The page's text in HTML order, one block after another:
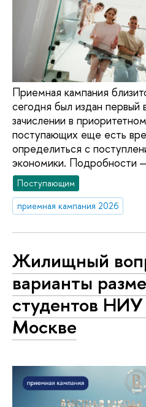
Приемная кампания
сегодня был издан первый
зачислении в
поступающих еще есть
определиться с
экономики. Подробности
Поступающим
приемная кампания 2026
Жилищный
варианты
студентов
Москве